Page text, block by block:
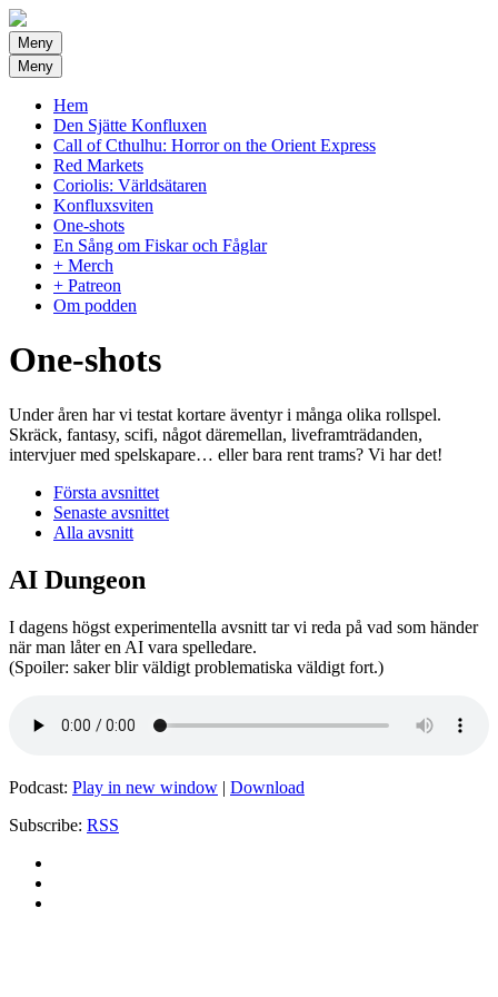
Meny
Meny
Hem
Den Sjätte Konfluxen
Call of Cthulhu: Horror on the Orient Express
Red Markets
Coriolis: Världsätaren
Konfluxsviten
One-shots
En Sång om Fiskar och Fåglar
+ Merch
+ Patreon
Om podden
One-shots
Under åren har vi testat kortare äventyr i många olika rollspel.
Skräck, fantasy, scifi, något däremellan, liveframträdanden,
intervjuer med spelskapare… eller bara rent trams? Vi har det!
Första avsnittet
Senaste avsnittet
Alla avsnitt
AI Dungeon
I dagens högst experimentella avsnitt tar vi reda på vad som händer
när man låter en AI vara spelledare.
(Spoiler: saker blir väldigt problematiska väldigt fort.)
Podcast: Play in new window | Download
Subscribe: RSS